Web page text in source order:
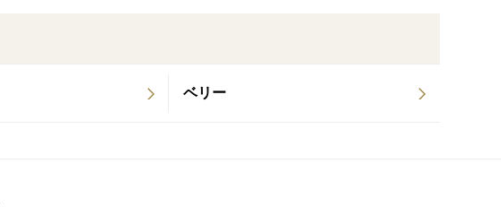
ベリー